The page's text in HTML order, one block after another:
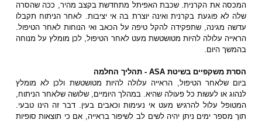
המכסה את הקרנית. שכבת האפיתל מתחדשת בקצב מהיר, ככה שהסרה
שלה לא פוגעת בקרנית ואינה יוצרת בה אי יציבות. לאחר הניתוח תקבלו
עדשה מגינה, שתפקידה להקל טיפה על הכאב ואי הנוחות לאחר הטיפול.
הראייה עלולה להיות מטושטשת מעט לאחר הטיפול, לכן מומלץ על מנוחה
בהמשך היום.
הסרת משקפיים בשיטת ASA - תהליך החלמה
ביום שלאחר הטיפול, הראייה עלולה להיות מטושטשת ולכן לא מומלץ
לנהוג או לעשות כל פעולה שהיא. במהלך היומיים, שלושה שלאחר הניתוח,
המטופל עלול להרגיש מעט אי נעימות וכאבים בעין. דבר זה הינו טבעי.
תוך מספר ימים ניתן יהיה לשים לב לשיפור בראייה, אם כי תוצאות סופיות